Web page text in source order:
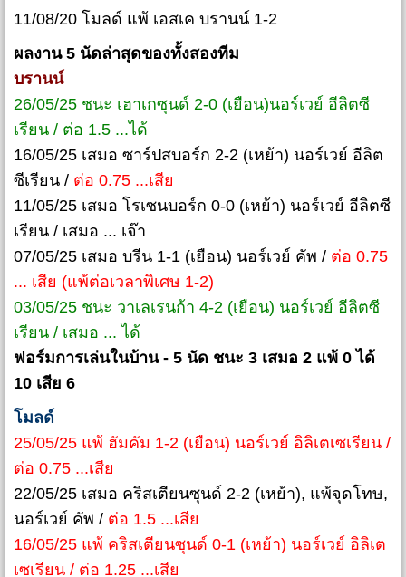
11/08/20 โมลด์ แพ้ เอสเค บรานน์ 1-2
ผลงาน 5 นัดล่าสุดของทั้งสองทีม
บรานน์
26/05/25 ชนะ เฮาเกซุนด์ 2-0 (เยือน)นอร์เวย์ อีลิตซี
เรียน / ต่อ 1.5 ...ได้
16/05/25 เสมอ ซาร์ปสบอร์ก 2-2 (เหย้า) นอร์เวย์ อีลิต
ซีเรียน / ต่อ 0.75 ...เสีย
11/05/25 เสมอ โรเซนบอร์ก 0-0 (เหย้า) นอร์เวย์ อีลิตซี
เรียน / เสมอ ... เจ๊า
07/05/25 เสมอ บรีน 1-1 (เยือน) นอร์เวย์ คัพ / ต่อ 0.75
... เสีย (แพ้ต่อเวลาพิเศษ 1-2)
03/05/25 ชนะ วาเลเรนก้า 4-2 (เยือน) นอร์เวย์ อีลิตซี
เรียน / เสมอ ... ได้
ฟอร์มการเล่นในบ้าน - 5 นัด ชนะ 3 เสมอ 2 แพ้ 0 ได้
10 เสีย 6
โมลด์
25/05/25 แพ้ ฮัมคัม 1-2 (เยือน) นอร์เวย์ อิลิเตเซเรียน /
ต่อ 0.75 ...เสีย
22/05/25 เสมอ คริสเตียนซุนด์ 2-2 (เหย้า), แพ้จุดโทษ,
นอร์เวย์ คัพ / ต่อ 1.5 ...เสีย
16/05/25 แพ้ คริสเตียนซุนด์ 0-1 (เหย้า) นอร์เวย์ อิลิเต
เซเรียน / ต่อ 1.25 ...เสีย